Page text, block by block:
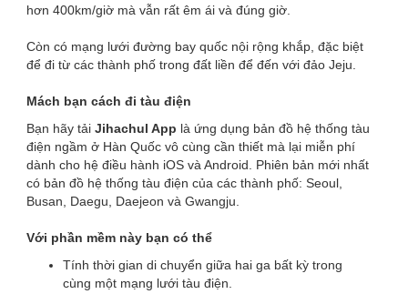
hơn 400km/giờ mà vẫn rất êm ái và đúng giờ.
Còn có mạng lưới đường bay quốc nội rộng khắp, đặc biệt
để đi từ các thành phố trong đất liền để đến với đảo Jeju.
Mách bạn cách đi tàu điện
Bạn hãy tảiJihachul App là ứng dụng bản đồ hệ thống tàu
điện ngầm ở Hàn Quốc vô cùng cần thiết mà lại miễn phí
dành cho hệ điều hành iOS và Android. Phiên bản mới nhất
có bản đồ hệ thống tàu điện của các thành phố: Seoul,
Busan, Daegu, Daejeon và Gwangju.
Với phần mềm này bạn có thể
Tính thời gian di chuyển giữa hai ga bất kỳ trong
cùng một mạng lưới tàu điện.